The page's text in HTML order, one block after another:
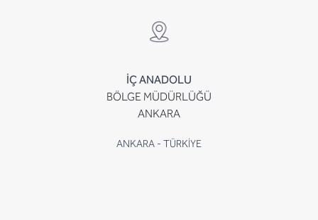
İÇ ANADOLU
BÖLGE MÜDÜRLÜĞÜ
ANKARA
ANKARA - TÜRKİYE